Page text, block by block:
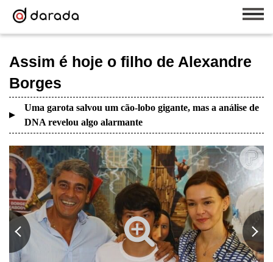
Assim é hoje o filho de Alexandre
Borges
Uma garota salvou um cão-lobo gigante, mas a análise de
DNA revelou algo alarmante